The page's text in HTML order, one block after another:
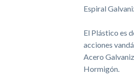
Espiral
El Plástico es
acciones
Acero
Hormigón.